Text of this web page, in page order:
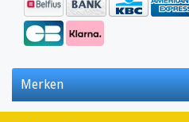
Merken